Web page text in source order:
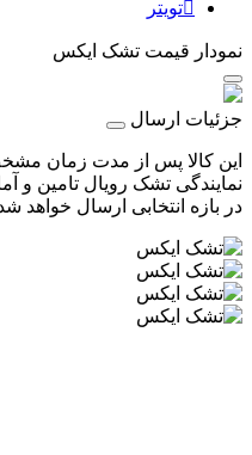
تویتر
نمودار قیمت تشک ایکس
جزئیات ارسال
این کالا پس از مدت زمان
نمایندگی تشک رویال تامین و
در بازه انتخابی ارسال خواهد